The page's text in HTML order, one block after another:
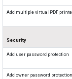
Add multiple virtual PDF
Security
Add user password protection
Add owner password protection